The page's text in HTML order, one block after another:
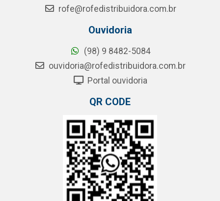
rofe@rofedistribuidora.com.br
Ouvidoria
(98) 9 8482-5084
ouvidoria@rofedistribuidora.com.br
Portal ouvidoria
QR CODE